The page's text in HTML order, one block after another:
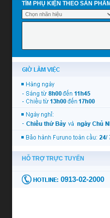
TÌM PHỤ KIỆN THEO SẢN PHẨM